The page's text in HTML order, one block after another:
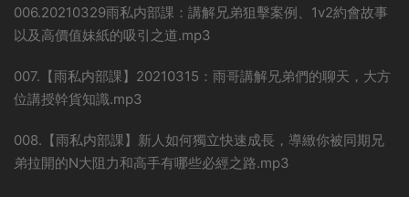
006.20210329雨私内部課：講解兄弟狙擊案例、1v2約會故事
以及高價值妹紙的吸引之道.mp3
007.【雨私内部課】20210315：雨哥講解兄弟們的聊天，大方
位講授幹貨知識.mp3
008.【雨私内部課】新人如何獨立快速成長，導緻你被同期兄
弟拉開的N大阻力和高手有哪些必經之路.mp3